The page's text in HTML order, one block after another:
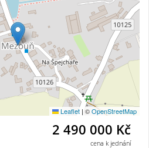
Leaflet | ©OpenStreetMap
2 490 000 Kč
cena k jednání